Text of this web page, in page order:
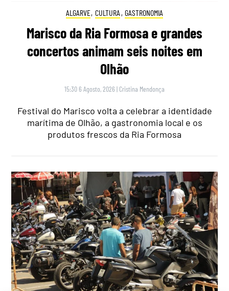
ALGARVE, CULTURA , GASTRONOMIA
Marisco da Ria Formosa e grandes
concertos animam seis noites em
Olhão
15:30 6 Agosto, 2026 | Cristina Mendonça
Festival do Marisco volta a celebrar a identidade
marítima de Olhão, a gastronomia local e os
produtos frescos da Ria Formosa